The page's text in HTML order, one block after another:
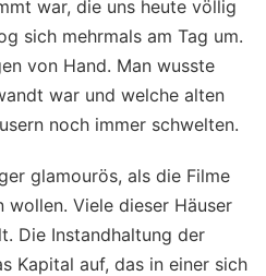
war, die uns heute völlig
sich mehrmals am Tag um.
von Hand. Man wusste
war und welche alten
noch immer schwelten.
glamourös, als die Filme
wollen. Viele dieser Häuser
Die Instandhaltung der
Kapital auf, das in einer sich